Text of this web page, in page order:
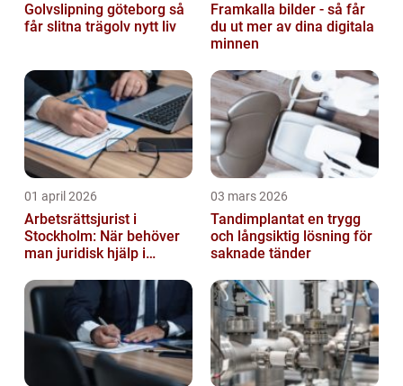
Golvslipning göteborg så
får slitna trägolv nytt liv
Framkalla bilder - så får
du ut mer av dina digitala
minnen
01 april 2026
Arbetsrättsjurist i
Stockholm: När behöver
man juridisk hjälp i
03 mars 2026
Tandimplantat en trygg
och långsiktig lösning för
saknade tänder